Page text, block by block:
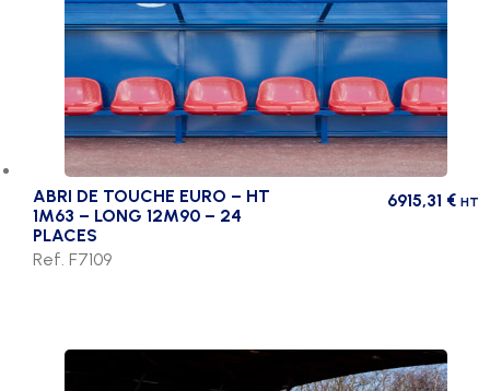
ABRI DE TOUCHE EURO – HT
1M63 – LONG 12M90 – 24
PLACES
6915,31 € HT
Ref. F7109